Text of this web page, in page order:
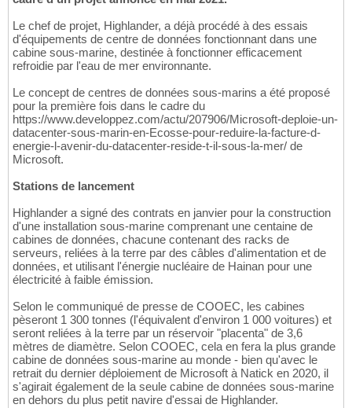
Le chef de projet, Highlander, a déjà procédé à des essais
d'équipements de centre de données fonctionnant dans une
cabine sous-marine, destinée à fonctionner efficacement
refroidie par l'eau de mer environnante.
Le concept de centres de données sous-marins a été proposé
pour la première fois dans le cadre du
https://www.developpez.com/actu/207906/Microsoft-deploie-un-
datacenter-sous-marin-en-Ecosse-pour-reduire-la-facture-d-
energie-l-avenir-du-datacenter-reside-t-il-sous-la-mer/ de
Microsoft.
Stations de lancement
Highlander a signé des contrats en janvier pour la construction
d'une installation sous-marine comprenant une centaine de
cabines de données, chacune contenant des racks de
serveurs, reliées à la terre par des câbles d'alimentation et de
données, et utilisant l'énergie nucléaire de Hainan pour une
électricité à faible émission.
Selon le communiqué de presse de COOEC, les cabines
pèseront 1 300 tonnes (l'équivalent d'environ 1 000 voitures) et
seront reliées à la terre par un réservoir "placenta" de 3,6
mètres de diamètre. Selon COOEC, cela en fera la plus grande
cabine de données sous-marine au monde - bien qu'avec le
retrait du dernier déploiement de Microsoft à Natick en 2020, il
s'agirait également de la seule cabine de données sous-marine
en dehors du plus petit navire d'essai de Highlander.